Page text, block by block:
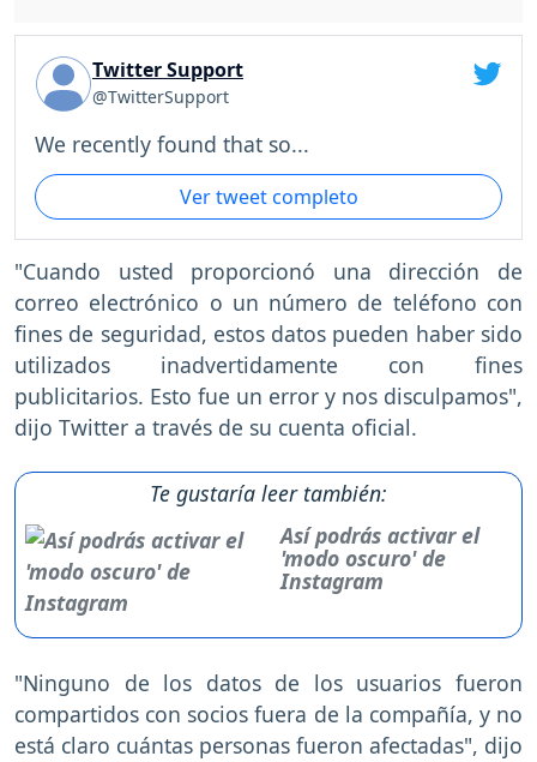
Twitter Support
@TwitterSupport
We recently found that so...
Ver tweet completo
"Cuando usted proporcionó una dirección de
correo electrónico o un número de teléfono con
fines de seguridad, estos datos pueden haber sido
utilizados inadvertidamente con fines
publicitarios. Esto fue un error y nos disculpamos",
dijo Twitter a través de su cuenta oficial.
Te gustaría leer también:
Así podrás activar el
'modo oscuro' de
Instagram
"Ninguno de los datos de los usuarios fueron
compartidos con socios fuera de la compañía, y no
está claro cuántas personas fueron afectadas", dijo